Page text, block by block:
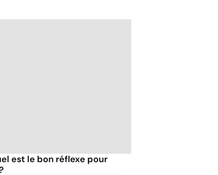
est le bon réflexe pour